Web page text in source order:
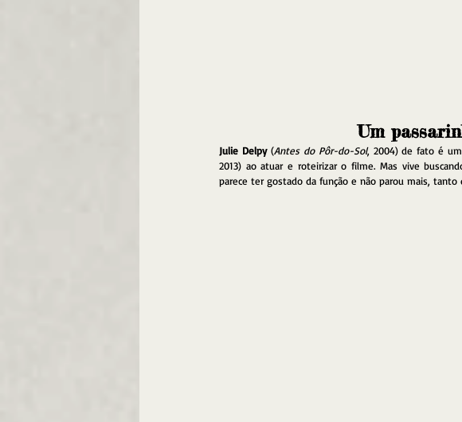
Um
Julie Delpy (Antes do Pôr-do-Sol, 2004) de fato é
2013) ao atuar e roteirizar o filme. Mas vive
parece ter gostado da função e não parou mais,